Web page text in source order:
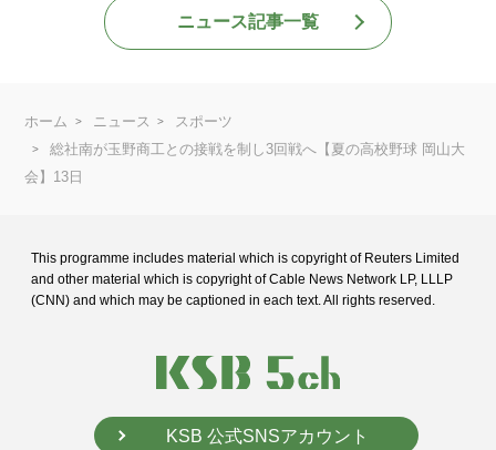
ニュース記事一覧
ホーム ニュース
スポーツ
総社南が玉野商工との接戦を制し3回戦へ【夏の高校野球 岡山大
会】13日
This programme includes material which is copyright of Reuters Limited
and other material which is copyright of Cable News Network LP, LLLP
(CNN) and which may be captioned in each text. All rights reserved.
KSB 公式SNSアカウント